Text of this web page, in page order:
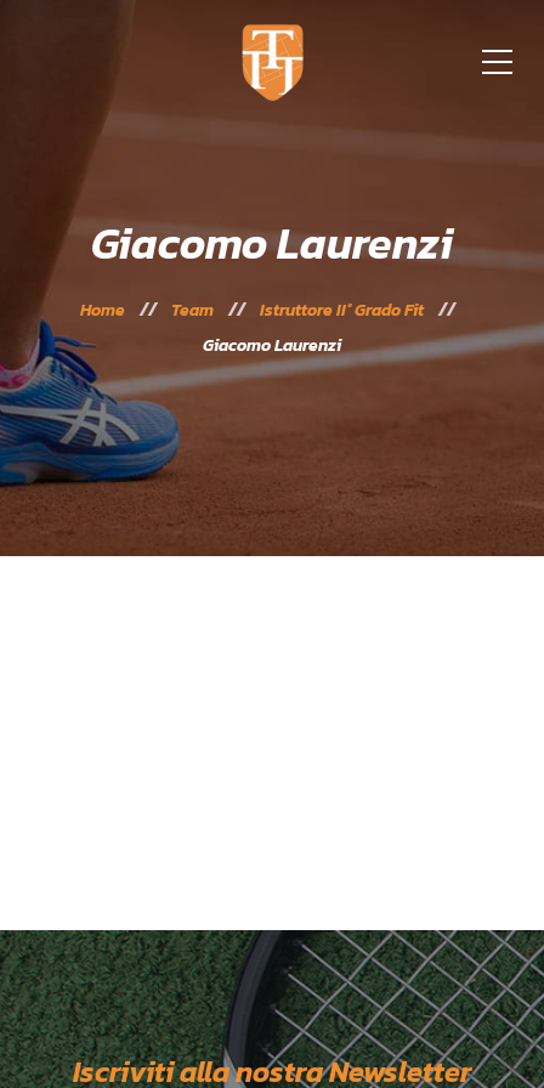
Giacomo Laurenzi
Home Team
Istruttore II° Grado Fit
Giacomo Laurenzi
Iscriviti alla nostra Newsletter